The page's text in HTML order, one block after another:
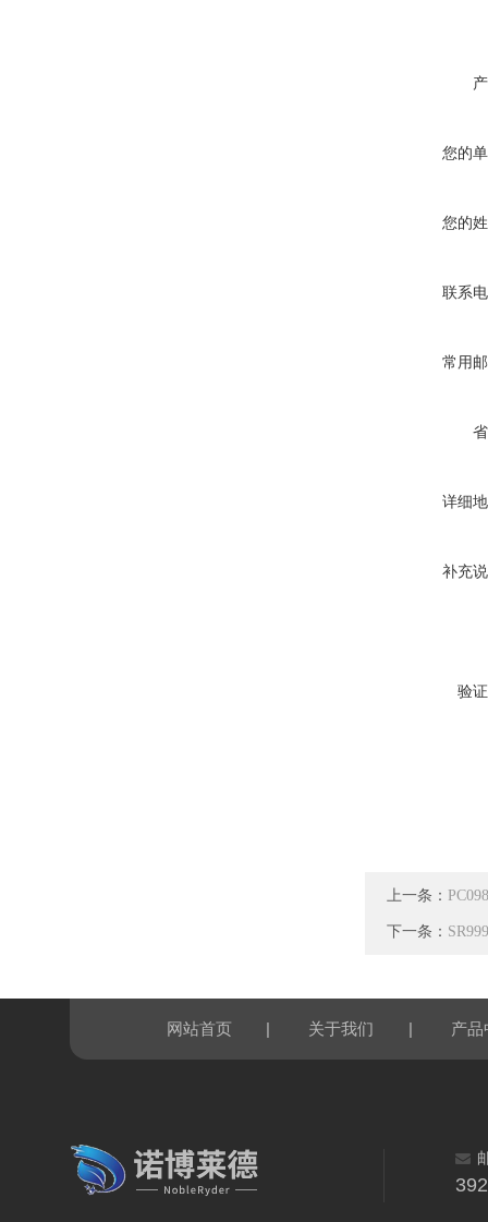
您的
您的
联系
常用
详细
补充
验
上一条：
下一条：
网站首页 | 关于我们 | 产品